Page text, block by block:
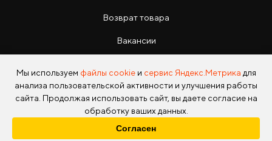
Возврат товара
Вакансии
Copyright © 2026 Photo Park Все права защищены
Мы используем файлы cookieи сервис Яндекс.Метрика для
анализа пользовательской активности и улучшения работы
сайта. Продолжая использовать сайт, вы даете согласие на
обработку ваших данных.
Согласен